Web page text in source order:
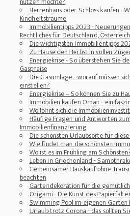
Herrenhaus oder Schloss kaufen -
Kindheitsträume
Immobilientipps 2023 -
Rechtliches für Deutschland,
Die wichtigsten Immobilientipps
Zu Hause den Herbst in vollen
Energiekrise - So überstehen Sie
Gaspreise
Die Gasumlage - worauf müssen
einstellen?
Energiekrise – So können Sie zu
Immobilien kaufen Oman - ein
Wo lohnt sich die
Häufige Fragen und Antworten
Immobilienfinanzierung
Die schönsten Urlaubsorte für
Wie findet man die schönsten
Wo ist es im Frühling am
Leben in Griechenland -
Gemeinsamer Hauskauf ohne
beachten
Gartendekoration für die
Origami - Die Kunst des
Swimming Pool im eigenen Garten
Urlaub trotz Corona - das sollten